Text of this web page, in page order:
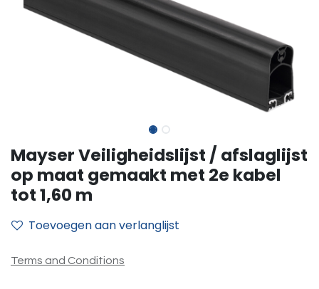
Mayser Veiligheidslijst / afslaglijst
op maat gemaakt met 2e kabel
tot 1,60 m
Toevoegen aan verlanglijst
Terms and Conditions